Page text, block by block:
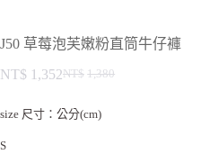
J50 草莓泡芙嫩粉直筒牛仔褲
NT$ 1,380
NT$ 1,352
size 尺寸：公分(cm)
S